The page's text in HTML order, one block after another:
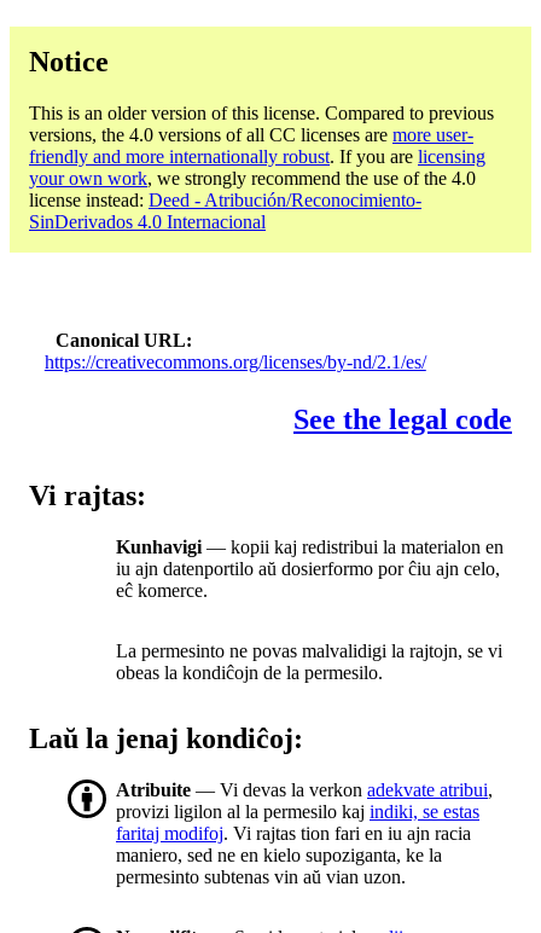
Notice
This is an older version of this license. Compared to previous
versions, the 4.0 versions of all CC licenses are more user-
friendly and more internationally robust. If you are licensing
your own work, we strongly recommend the use of the 4.0
license instead: Deed - Atribución/Reconocimiento-
SinDerivados 4.0 Internacional
Canonical URL
https://creativecommons.org/licenses/by-nd/2.1/es/
See the legal code
Vi rajtas:
Kunhavigi — kopii kaj redistribui la materialon en
iu ajn datenportilo aŭ dosierformo por ĉiu ajn celo,
eĉ komerce.
La permesinto ne povas malvalidigi la rajtojn, se vi
obeas la kondiĉojn de la permesilo.
Laŭ la jenaj kondiĉoj:
Atribuite — Vi devas la verkon adekvate atribui,
provizi ligilon al la permesilo kaj indiki, se estas
faritaj modifoj. Vi rajtas tion fari en iu ajn racia
maniero, sed ne en kielo supoziganta, ke la
permesinto subtenas vin aŭ vian uzon.